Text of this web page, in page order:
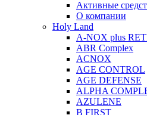
Активные
О компании
Holy Land
A-NOX plus
ABR Complex
ACNOX
AGE CONTROL
AGE DEFENSE
ALPHA
AZULENE
B FIRST